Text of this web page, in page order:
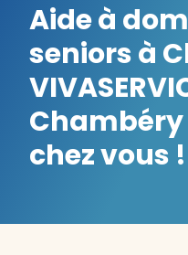
Aide à
seniors à
chez vous !